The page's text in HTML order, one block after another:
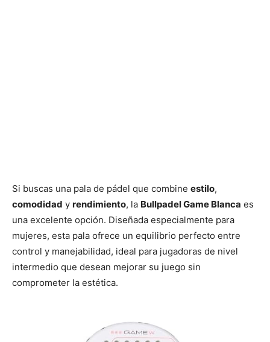
Si buscas una pala de pádel que combine estilo,
comodidad y rendimiento, la Bullpadel Game Blanca es
una excelente opción. Diseñada especialmente para
mujeres, esta pala ofrece un equilibrio perfecto entre
control y manejabilidad, ideal para jugadoras de nivel
intermedio que desean mejorar su juego sin
comprometer la estética.